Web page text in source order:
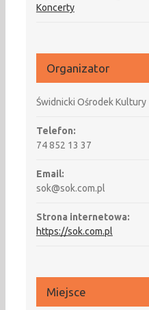
Koncerty
Organizator
Świdnicki Ośrodek Kultury
Telefon:
74 852 13 37
Email:
sok@sok.com.pl
Strona internetowa:
https://sok.com.pl
Miejsce